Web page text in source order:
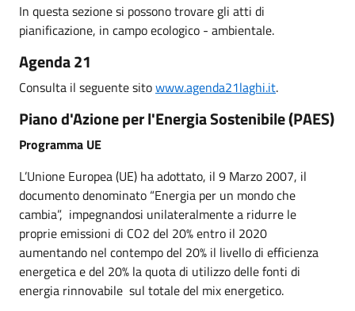
In questa sezione si possono trovare gli atti di
pianificazione, in campo ecologico - ambientale.
Agenda 21
Consulta il seguente sitowww.agenda21laghi.it.
Piano d'Azione per l'Energia Sostenibile (PAES)
Programma UE
L’Unione Europea (UE) ha adottato, il 9 Marzo 2007, il
documento denominato “Energia per un mondo che
cambia”, impegnandosi unilateralmente a ridurre le
proprie emissioni di CO2 del 20% entro il 2020
aumentando nel contempo del 20% il livello di efficienza
energetica e del 20% la quota di utilizzo delle fonti di
energia rinnovabile sul totale del mix energetico.